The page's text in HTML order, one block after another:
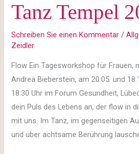
Tanz Tempel
Schreiben Sie einen Kommentar /
Zeidler
Flow Ein Tagesworkshop für Frauen,
Andrea Bieberstein, am 20.05. und
18:30 Uhr im Forum Gesundheit,
dein Puls des Lebens an, der flow in
mit uns. Im Tanz, im gegenseitigen
und über achtsame Berührung
20.05.23